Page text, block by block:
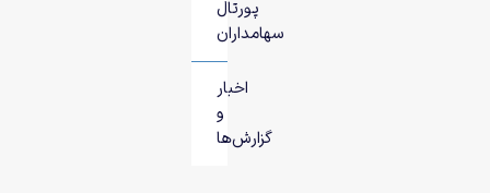
پورتال
سهامداران
اخبار
و
گزارش‌ها